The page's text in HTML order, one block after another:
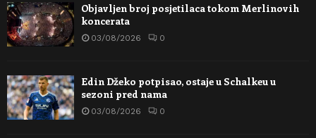
Objavljen broj posjetilaca tokom Merlinovih
koncerata
03/08/2026 0
Edin Džeko potpisao, ostaje u Schalkeu u
sezoni pred nama
03/08/2026 0